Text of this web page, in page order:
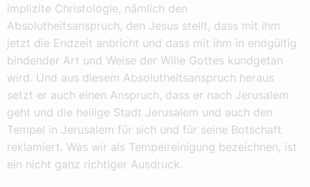
implizite Christologie, nämlich den
Absolutheitsanspruch, den Jesus stellt, dass mit ihm
jetzt die Endzeit anbricht und dass mit ihm in endgültig
bindender Art und Weise der Wille Gottes kundgetan
wird. Und aus diesem Absolutheitsanspruch heraus
setzt er auch einen Anspruch, dass er nach Jerusalem
geht und die heilige Stadt Jerusalem und auch den
Tempel in Jerusalem für sich und für seine Botschaft
reklamiert. Was wir als Tempelreinigung bezeichnen, ist
ein nicht ganz richtiger Ausdruck.